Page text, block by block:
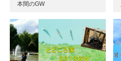
本間のGW